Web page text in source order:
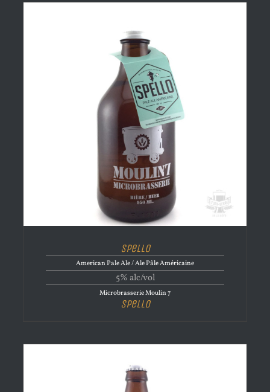
Spello
American Pale Ale / Ale Pâle Américaine
5% alc/vol
Microbrasserie Moulin 7
Spello